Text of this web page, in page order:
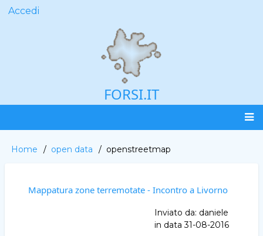
Salta
User
Accedi
FORSI.IT
Main
navigation
Briciole
Home open data openstreetmap
Mappatura zone terremotate - Incontro a Livorno
Inviato da: daniele
in data31-08-2016